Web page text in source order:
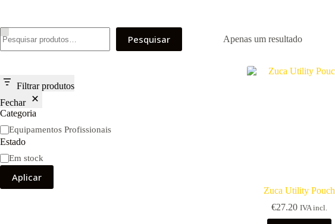
Apenas um resultado
Zuca Utility Pouch
€27.20 IVA incl.
Pesquisar
Filtrar produtos
Fechar
Categoria
Categoria
Equipamentos Profissionais
Estado
Disponibilidade
Em stock
Aplicar